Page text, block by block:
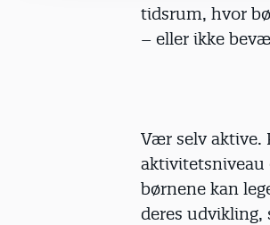
tidsrum, hvor
– eller ikke
Vær selv aktive.
aktivitetsniveau
børnene kan
deres udvikling,